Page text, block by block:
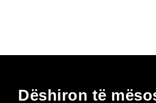
Dëshiron të